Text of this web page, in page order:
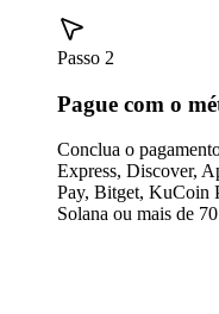
Passo 2
Pague com o
Conclua o
Express, Discover,
Pay, Bitget, KuCoin
Solana ou mais de